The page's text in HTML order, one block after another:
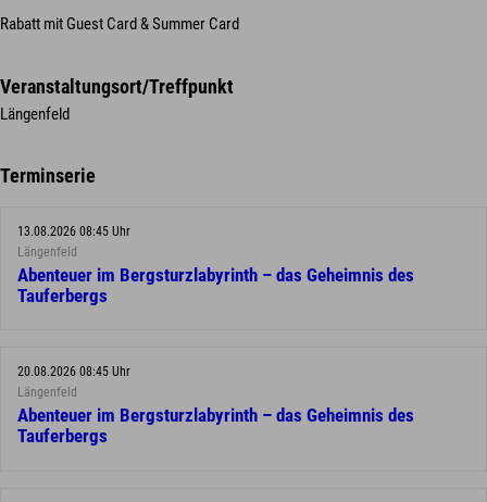
Rabatt mit Guest Card & Summer Card
Veranstaltungsort/Treffpunkt
Längenfeld
Terminserie
13.08.2026 08:45 Uhr
Längenfeld
Abenteuer im Bergsturzlabyrinth – das Geheimnis des
Tauferbergs
20.08.2026 08:45 Uhr
Längenfeld
Abenteuer im Bergsturzlabyrinth – das Geheimnis des
Tauferbergs